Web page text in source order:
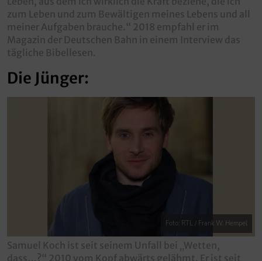
zum Leben und zum Bewältigen meines Lebens und all
meiner Aufgaben brauche.“ 2018 empfahl er im
Magazin der Deutschen Bahn in einem Interview das
tägliche Bibellesen.
Die Jünger:
Foto: RTL / Frank W. Hempel
Samuel Koch ist seit seinem Unfall bei „Wetten,
dass…?“ 2010 vom Kopf abwärts gelähmt. Er ist seit